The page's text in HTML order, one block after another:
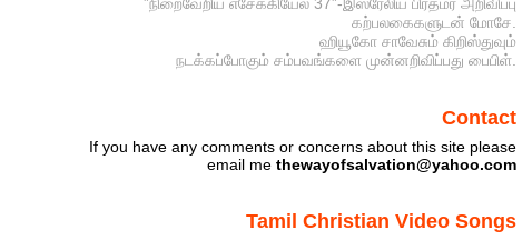
கற்பலகைகளுடன் மோசே.
ஹியூகோ சாவேசும் கிறிஸ்துவும்
நடக்கப்போகும் சம்பவங்களை முன்னறிவிப்பது பைபிள்.
Contact
If you have any comments or concerns about this site please
email me thewayofsalvation@yahoo.com
Tamil Christian Video Songs